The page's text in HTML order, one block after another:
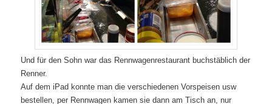
Und für den Sohn war das Rennwagenrestaurant buchstäblich der
Renner.
Auf dem iPad konnte man die verschiedenen Vorspeisen usw
bestellen, per Rennwagen kamen sie dann am Tisch an, nur